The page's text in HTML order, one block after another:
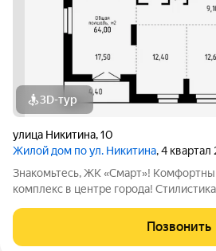
3D-тур
улица Никитина,10
Жилой дом по ул. Никитина, 4 квартал
Знакомьтесь, ЖК «Смарт»!
комплекс в центре города!
вписать комплекс в окружающую
современные условия эксплуатации
Позвонить